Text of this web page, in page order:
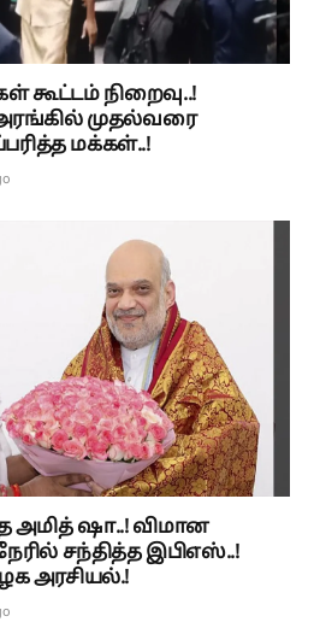
கூட்டம் நிறைவு..!
முதல்வரை
மக்கள்..!
ஷா..! விமான
சந்தித்த இபிஎஸ்..!
அரசியல்.!